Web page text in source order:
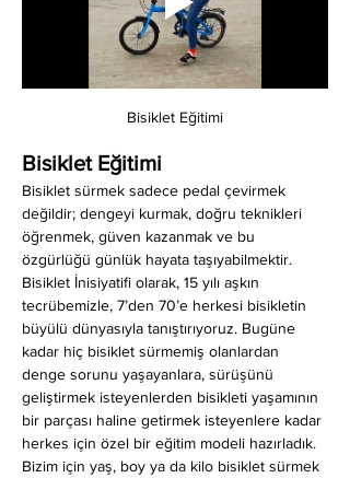
Bisiklet Eğitimi
Bisiklet Eğitimi
Bisiklet sürmek sadece pedal çevirmek
değildir; dengeyi kurmak, doğru teknikleri
öğrenmek, güven kazanmak ve bu
özgürlüğü günlük hayata taşıyabilmektir.
Bisiklet İnisiyatifi olarak, 15 yılı aşkın
tecrübemizle, 7’den 70’e herkesi bisikletin
büyülü dünyasıyla tanıştırıyoruz. Bugüne
kadar hiç bisiklet sürmemiş olanlardan
denge sorunu yaşayanlara, sürüşünü
geliştirmek isteyenlerden bisikleti yaşamının
bir parçası haline getirmek isteyenlere kadar
herkes için özel bir eğitim modeli hazırladık.
Bizim için yaş, boy ya da kilo bisiklet sürmek